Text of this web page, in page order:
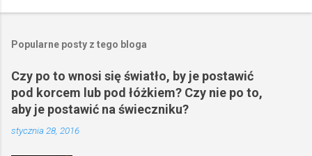
Popularne posty z tego bloga
Czy po to wnosi się światło, by je postawić
pod korcem lub pod łóżkiem? Czy nie po to,
aby je postawić na świeczniku?
stycznia 28, 2016